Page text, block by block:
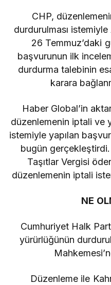
CHP,
durdurulması
26 Temmuz’daki
başvurunun ilk
durdurma talebinin
karara
Haber Global’in
düzenlemenin iptali ve
istemiyle yapılan
bugün
Taşıtlar Vergisi
düzenlemenin iptali
NE
Cumhuriyet Halk
yürürlüğünün
Düzenleme ile